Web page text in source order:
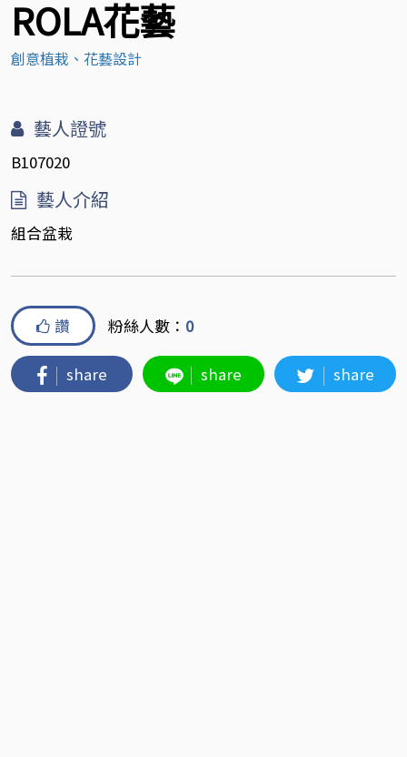
ROLA花藝
創意植栽、花藝設計
藝人證號
B107020
藝人介紹
組合盆栽
讚 粉絲人數： 0
share share share